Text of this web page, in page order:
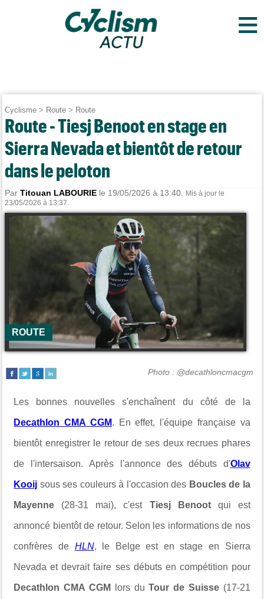
≡
Cyclisme > Route > Route
Route - Tiesj Benoot en stage en
Sierra Nevada et bientôt de retour
dans le peloton
ParTitouan LABOURIE le 19/05/2026 à 13:40.
Mis à jour le
23/05/2026 à 13:37.
ROUTE
Photo : @decathloncmacgm
Les bonnes nouvelles s'enchaînent du côté de la
Decathlon CMA CGM. En effet, l'équipe française va
bientôt enregistrer le retour de ses deux recrues phares
de l'intersaison. Après l'annonce des débuts d'Olav
Kooij sous ses couleurs à l'occasion des Boucles de la
Mayenne (28-31 mai), c'estTiesj Benoot qui est
annoncé bientôt de retour. Selon les informations de nos
confrères de HLN, le Belge est en stage en Sierra
Nevada et devrait faire ses débuts en compétition pour
Decathlon CMA CGM lors duTour de Suisse (17-21